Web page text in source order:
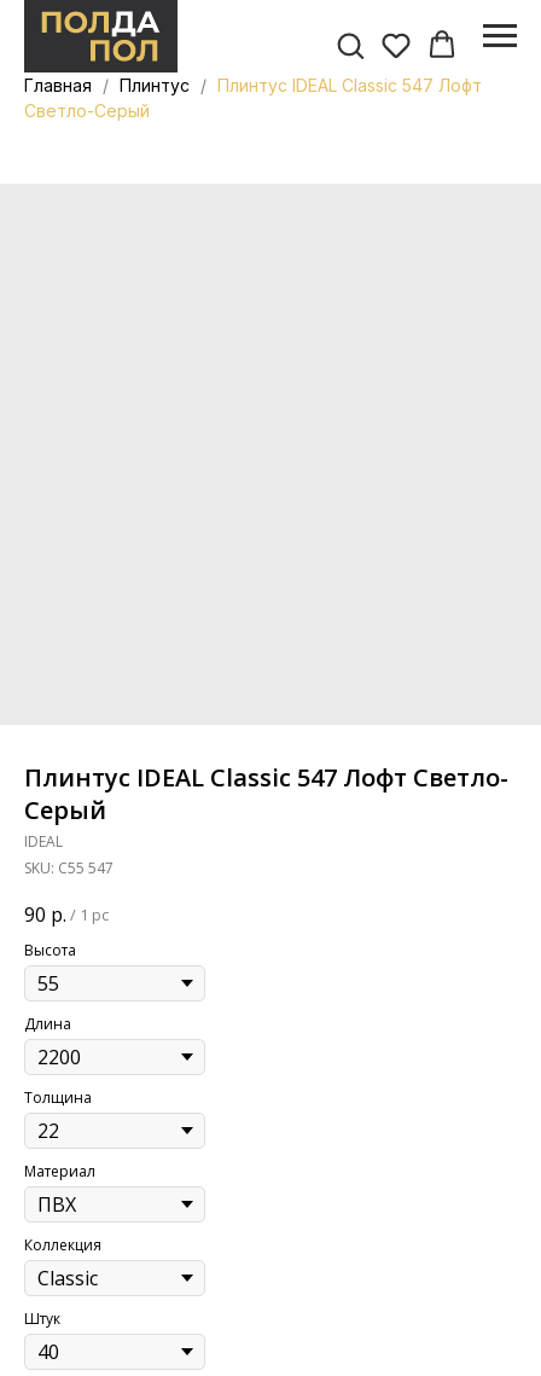
Главная Плинтус
Плинтус IDEAL Classic 547 Лофт
Светло-Серый
Плинтус IDEAL Classic 547 Лофт Светло-
Серый
IDEAL
SKU: C55 547
90 р. / 1 pc
Высота
Длина
Толщина
Материал
Коллекция
Штук